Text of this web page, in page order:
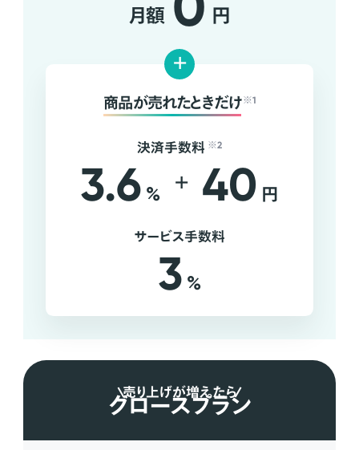
月額 円
+
商品が売れたときだけ ※1
決済手数料 ※2
3.6 % + 40 円
サービス手数料
3 %
売り上げが増えたら
グロースプラン